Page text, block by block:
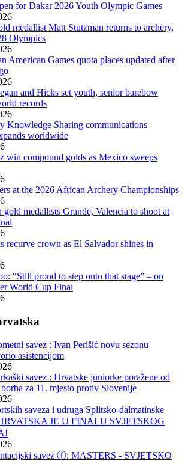
for Dakar 2026 Youth Olympic Games
medallist Matt Stutzman returns to archery,
Olympics
American Games quota places updated after
and Hicks set youth, senior barebow
records
Knowledge Sharing communications
worldwide
win compound golds as Mexico sweeps
at the 2026 African Archery Championships
gold medallists Grande, Valencia to shoot at
recurve crown as El Salvador shines in
“Still proud to step onto that stage” – on
World Cup Final
savez : Ivan Perišić novu sezonu
asistencijom
savez : Hrvatske juniorke poražene od
za 11. mjesto protiv Slovenije
saveza i udruga Splitsko-dalmatinske
JE U FINALU SVJETSKOG
savez ⓕ: MASTERS - SVJETSKO